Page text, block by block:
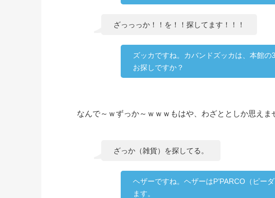
ざっっっか！！を！！探してます！！！
ズッカですね。カバンドズッカは、本館
お探しですか？
なんで～ｗずっか～ｗｗｗもはや、わざととしか思えま
ざっか（雑貨）を探してる。
ヘザーですね。ヘザーはP’PARCO（ピー
ます。